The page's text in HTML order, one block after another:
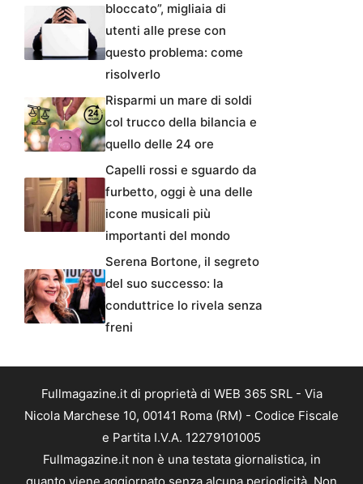
bloccato”, migliaia di
utenti alle prese con
questo problema: come
risolverlo
Risparmi un mare di soldi
col trucco della bilancia e
quello delle 24 ore
Capelli rossi e sguardo da
furbetto, oggi è una delle
icone musicali più
importanti del mondo
Serena Bortone, il segreto
del suo successo: la
conduttrice lo rivela senza
freni
Fullmagazine.it di proprietà di WEB 365 SRL - Via
Nicola Marchese 10, 00141 Roma (RM) - Codice Fiscale
e Partita I.V.A. 12279101005
Fullmagazine.it non è una testata giornalistica, in